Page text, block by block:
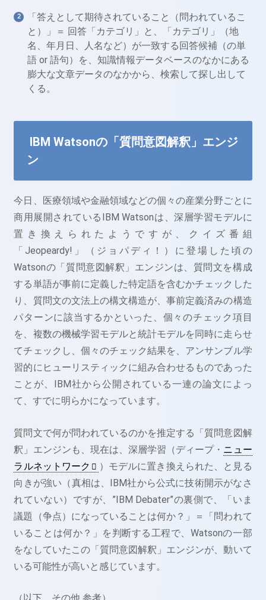
「答えとして期待されていること（問われているこ
と）」＝ 回答「カテゴリ」と、「カテゴリ」（地
名、年月日、人名など）が一致する回答候補（の単
語 or 語句）を、知識情報データベースのなかにある
膨大な文章データのなかから、検索して探し出して
くる。
IBM Watsonの「質問意図解釈」エンジ
ン
今日、医療領域や金融領域などの個々の産業分野ごとに
商用展開されているIBM Watsonは、深層学習モデルに
置き換えられたようですが、クイズ番組
「Jeopeardy!」（ジョパディ！）に登場した頃の
Watsonの「質問意図解釈」エンジンは、質問文を構成
する単語が事前に定義した特定語を含むかチェックした
り、質問文の文法上の構文構造が、事前定義済みの構造
パターンに該当するかといった、個々のチェック項目
を、複数の機械学習モデルと統計モデルを同時に走らせ
てチェックし、個々のチェック結果を、アンサンブル学
習的にヒューリスティックに組み合わせるものであった
ことが、IBM社から公開されている一連の論文によっ
て、すでに明らかになっています。
質問文で何が問われているのかを推定する「質問意図解
釈」エンジンも、現在は、深層学習（ディープ・ ニュー
ラルネットワーク
）モデルに置き換えられた、と見る
向きが強い（真相は、IBM社から公式に技術開示がなさ
れていない）ですが、”IBM Debater”の裏側で、「いま
議題（争点）になっていることは何か？」＝「問われて
いることは何か？」を判断する工程で、Watsonの一部
をなしていたこの「質問意図解釈」エンジンが、動いて
いる可能性が高いと感じています。